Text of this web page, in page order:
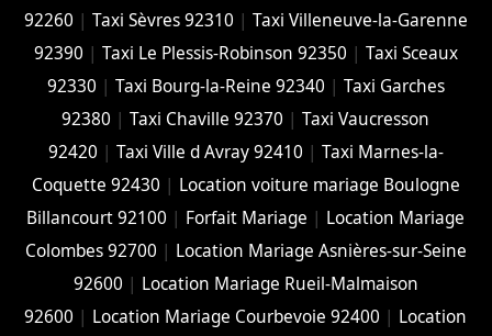
92260 | Taxi Sèvres 92310 | Taxi Villeneuve-la-Garenne
92390 | Taxi Le Plessis-Robinson 92350 | Taxi Sceaux
92330 | Taxi Bourg-la-Reine 92340 | Taxi Garches
92380 |Taxi Chaville 92370 |Taxi Vaucresson
92420 | Taxi Ville d Avray 92410 | Taxi Marnes-la-
Coquette 92430 | Location voiture mariage Boulogne
Billancourt 92100 | Forfait Mariage | Location Mariage
Colombes 92700 | Location Mariage Asnières-sur-Seine
92600 | Location Mariage Rueil-Malmaison
92600 | Location Mariage Courbevoie 92400 | Location